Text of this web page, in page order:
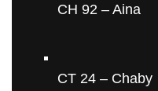
CH 92 – Aina
CT 24 – Chaby